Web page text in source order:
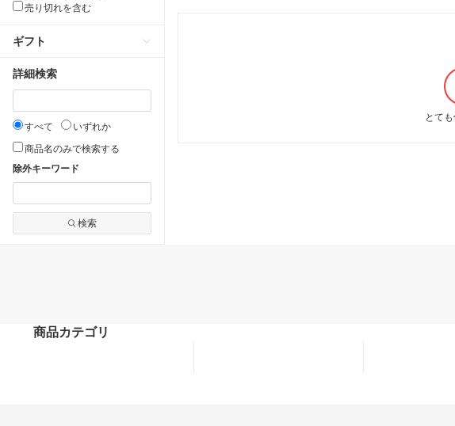
売り切れを含む
ギフト
詳細検索
すべて
いずれか
商品名のみで検索する
除外キーワード
検索
とて
商品カテゴリ